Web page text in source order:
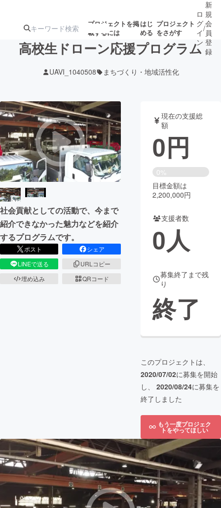
プロジェクトを掲
載するには
はじ
める
プロジェクト
をさがす
アート・写真
テクノロジー・ガジェット ゲーム・サ
書籍・雑誌
ビジネス・起業 チャレンジ
まちづくり・地域活性化
CAMPFIRE for Social Good
CAMPFIRE Creation
CAMPFIREふるさと納税
コミュニティ
ロ
グ
イ
ン
/
新
規
会
員
登
録
高校生ドローン応援プログラム
UAVI_1040508 まちづくり・地域活性化
社会貢献としての活動で、今まで
紹介できなかった魅力などを紹介
するプログラムです。
ポスト
シェア
LINEで送る
URLコピー
埋め込み
QRコード
現在の支援総
額
0円
0%
目標金額は
2,200,000円
支援者数
0人
募集終了まで残
り
終了
このプロジェクトは、
2020/07/02に募集を開始
し、 2020/08/24に募集を
終了しました
もう一度プロジェク
トをやってほしい